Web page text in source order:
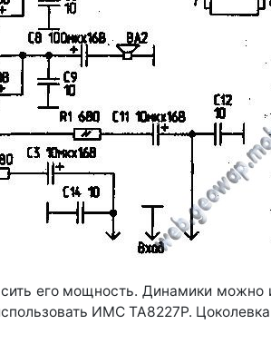
его мощность. Динамики
ИМС ТА8227Р.